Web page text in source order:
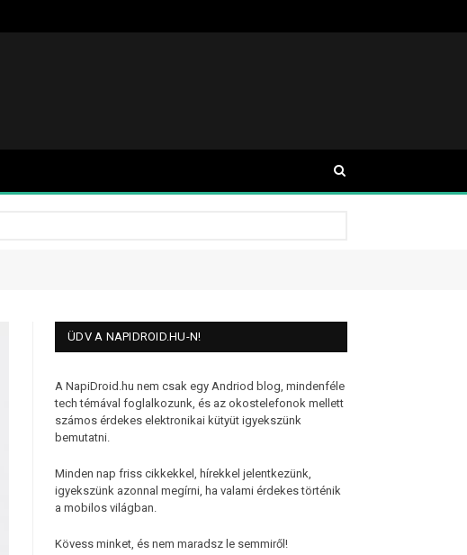
ÜDV A NAPIDROID.HU-N!
A NapiDroid.hu nem csak egy Andriod blog, mindenféle
tech témával foglalkozunk, és az okostelefonok mellett
számos érdekes elektronikai kütyüt igyekszünk
bemutatni.
Minden nap friss cikkekkel, hírekkel jelentkezünk,
igyekszünk azonnal megírni, ha valami érdekes történik
a mobilos világban.
Kövess minket, és nem maradsz le semmiről!